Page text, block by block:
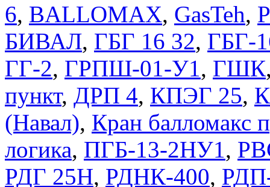
6, BALLOMAX, GasTeh,
БИВАЛ, ГБГ 16 32, ГБГ-
ГГ-2, ГРПШ-01-У1, ГШК
пункт, ДРП 4, КПЭГ 25,
(Навал), Кран балломакс
логика, ПГБ-13-2НУ1,
РДГ 25Н, РДНК-400,